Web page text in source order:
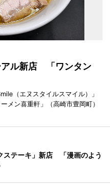
アル新店 「ワンタン
（エヌスタイルスマイル）」
メン喜重軒」（高崎市豊岡町）
ステーキ」新店 「漫画のよう